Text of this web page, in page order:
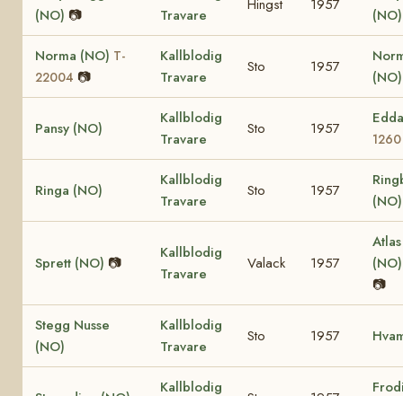
(NO) 📷
Travare
Hingst 1957
Norma (NO) T-
22004 📷
Kallblodig
Travare
Sto 1957
Pansy (NO)
Kallblodig
Travare
Sto 1957
1260
Ringa (NO)
Kallblodig
Travare
Sto 1957
Sprett (NO) 📷
Kallblodig
Travare
Valack 1957
📷
Stegg Nusse
(NO)
Kallblodig
Travare
Sto 1957
Kallblodig